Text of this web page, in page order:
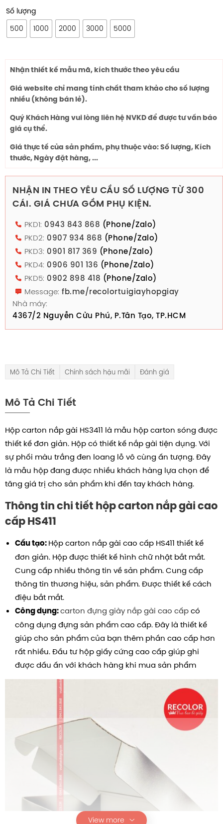
Số lượng
500
1000 2000 3000 5000
Nhận thiết kế mẫu mã, kích thước theo yêu cầu
Giá website chỉ mang tính chất tham khảo cho số lượng
nhiều (không bán lẻ).
Quý Khách Hàng vui lòng liên hệ NVKD để được tư vấn báo
giá cụ thể.
Giá thực tế của sản phẩm, phụ thuộc vào: Số lượng, Kích
thước, Ngày đặt hàng, ...
NHẬN IN THEO YÊU CẦU SỐ LƯỢNG TỪ 300
CÁI. GIÁ CHƯA GỒM PHỤ KIỆN.
PKD1: 0943 843 868 (Phone/Zalo)
PKD2: 0907 934 868 (Phone/Zalo)
PKD3: 0901 817 369 (Phone/Zalo)
PKD4: 0906 901 136 (Phone/Zalo)
PKD5: 0902 898 418 (Phone/Zalo)
Message: fb.me/recolortuigiayhopgiay
Nhà máy:
4367/2 Nguyễn Cửu Phú, P.Tân Tạo, TP.HCM
Mô Tả Chi Tiết Chính sách hậu mãi Đánh giá
Mô Tả Chi Tiết
Hộp carton nắp gài HS3411 là mẫu hộp carton sóng được
thiết kế đơn giản. Hộp có thiết kế nắp gài tiện dụng. Với
sự phối màu trắng đen loang lỗ vô cùng ấn tượng. Đây
là mẫu hộp đang được nhiều khách hàng lựa chọn để
tăng giá trị cho sản phẩm khi đến tay khách hàng.
Thông tin chi tiết hộp carton nắp gài cao
cấp HS411
Cấu tạo: Hộp carton nắp gài cao cấp HS411 thiết kế
đơn giản. Hộp được thiết kế hình chữ nhật bắt mắt.
Cung cấp nhiều thông tin về sản phẩm. Cung cấp
thông tin thương hiệu, sản phẩm. Được thiết kế cách
điệu bắt mắt.
Công dụng:carton đựng giày nắp gài cao cấpcó
công dụng đựng sản phẩm cao cấp. Đây là thiết kế
giúp cho sản phẩm của bạn thêm phần cao cấp hơn
rất nhiều. Đầu tư hộp giấy cứng cao cấp giúp ghi
được dấu ấn với khách hàng khi mua sản phẩm
View more